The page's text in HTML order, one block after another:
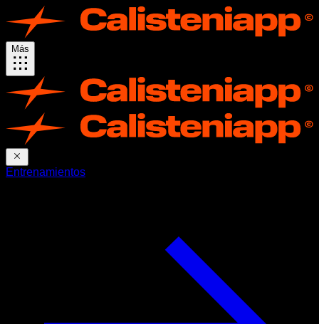
Más
Entrenamientos